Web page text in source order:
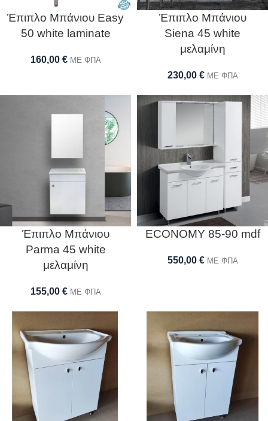
Έπιπλο Μπάνιου Easy
50 white laminate
160,00 € ΜΕ ΦΠΑ
Έπιπλο Μπάνιου
Siena 45 white
μελαμίνη
230,00 € ΜΕ ΦΠΑ
Έπιπλο Μπάνιου
Parma 45 white
μελαμίνη
155,00 € ΜΕ ΦΠΑ
ECONOMY 85-90 mdf
550,00 € ΜΕ ΦΠΑ